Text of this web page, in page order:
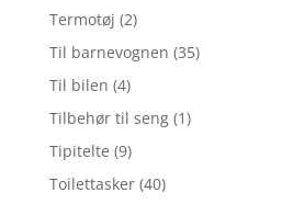
Termotøj (2)
Til barnevognen (35)
Til bilen (4)
Tilbehør til seng (1)
Tipitelte (9)
Toilettasker (40)